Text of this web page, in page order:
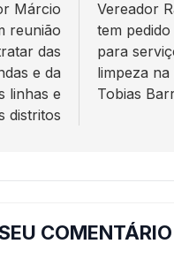
Márcio
reunião
das
e da
linhas e
distritos
Vereador
tem
para
limpeza na
Tobias
COMENTÁRIO